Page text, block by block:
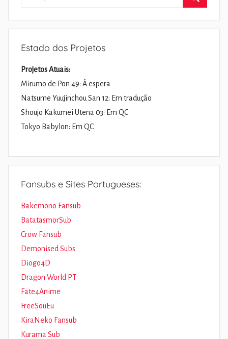
Estado dos Projetos
Projetos Atuais:
Mirumo de Pon 49: À espera
Natsume Yuujinchou San 12: Em tradução
Shoujo Kakumei Utena 03: Em QC
Tokyo Babylon: Em QC
Fansubs e Sites Portugueses:
Bakemono Fansub
BatatasmorSub
Crow Fansub
Demonised Subs
Diogo4D
Dragon World PT
Fate4Anime
FreeSouEu
KiraNeko Fansub
Kurama Sub